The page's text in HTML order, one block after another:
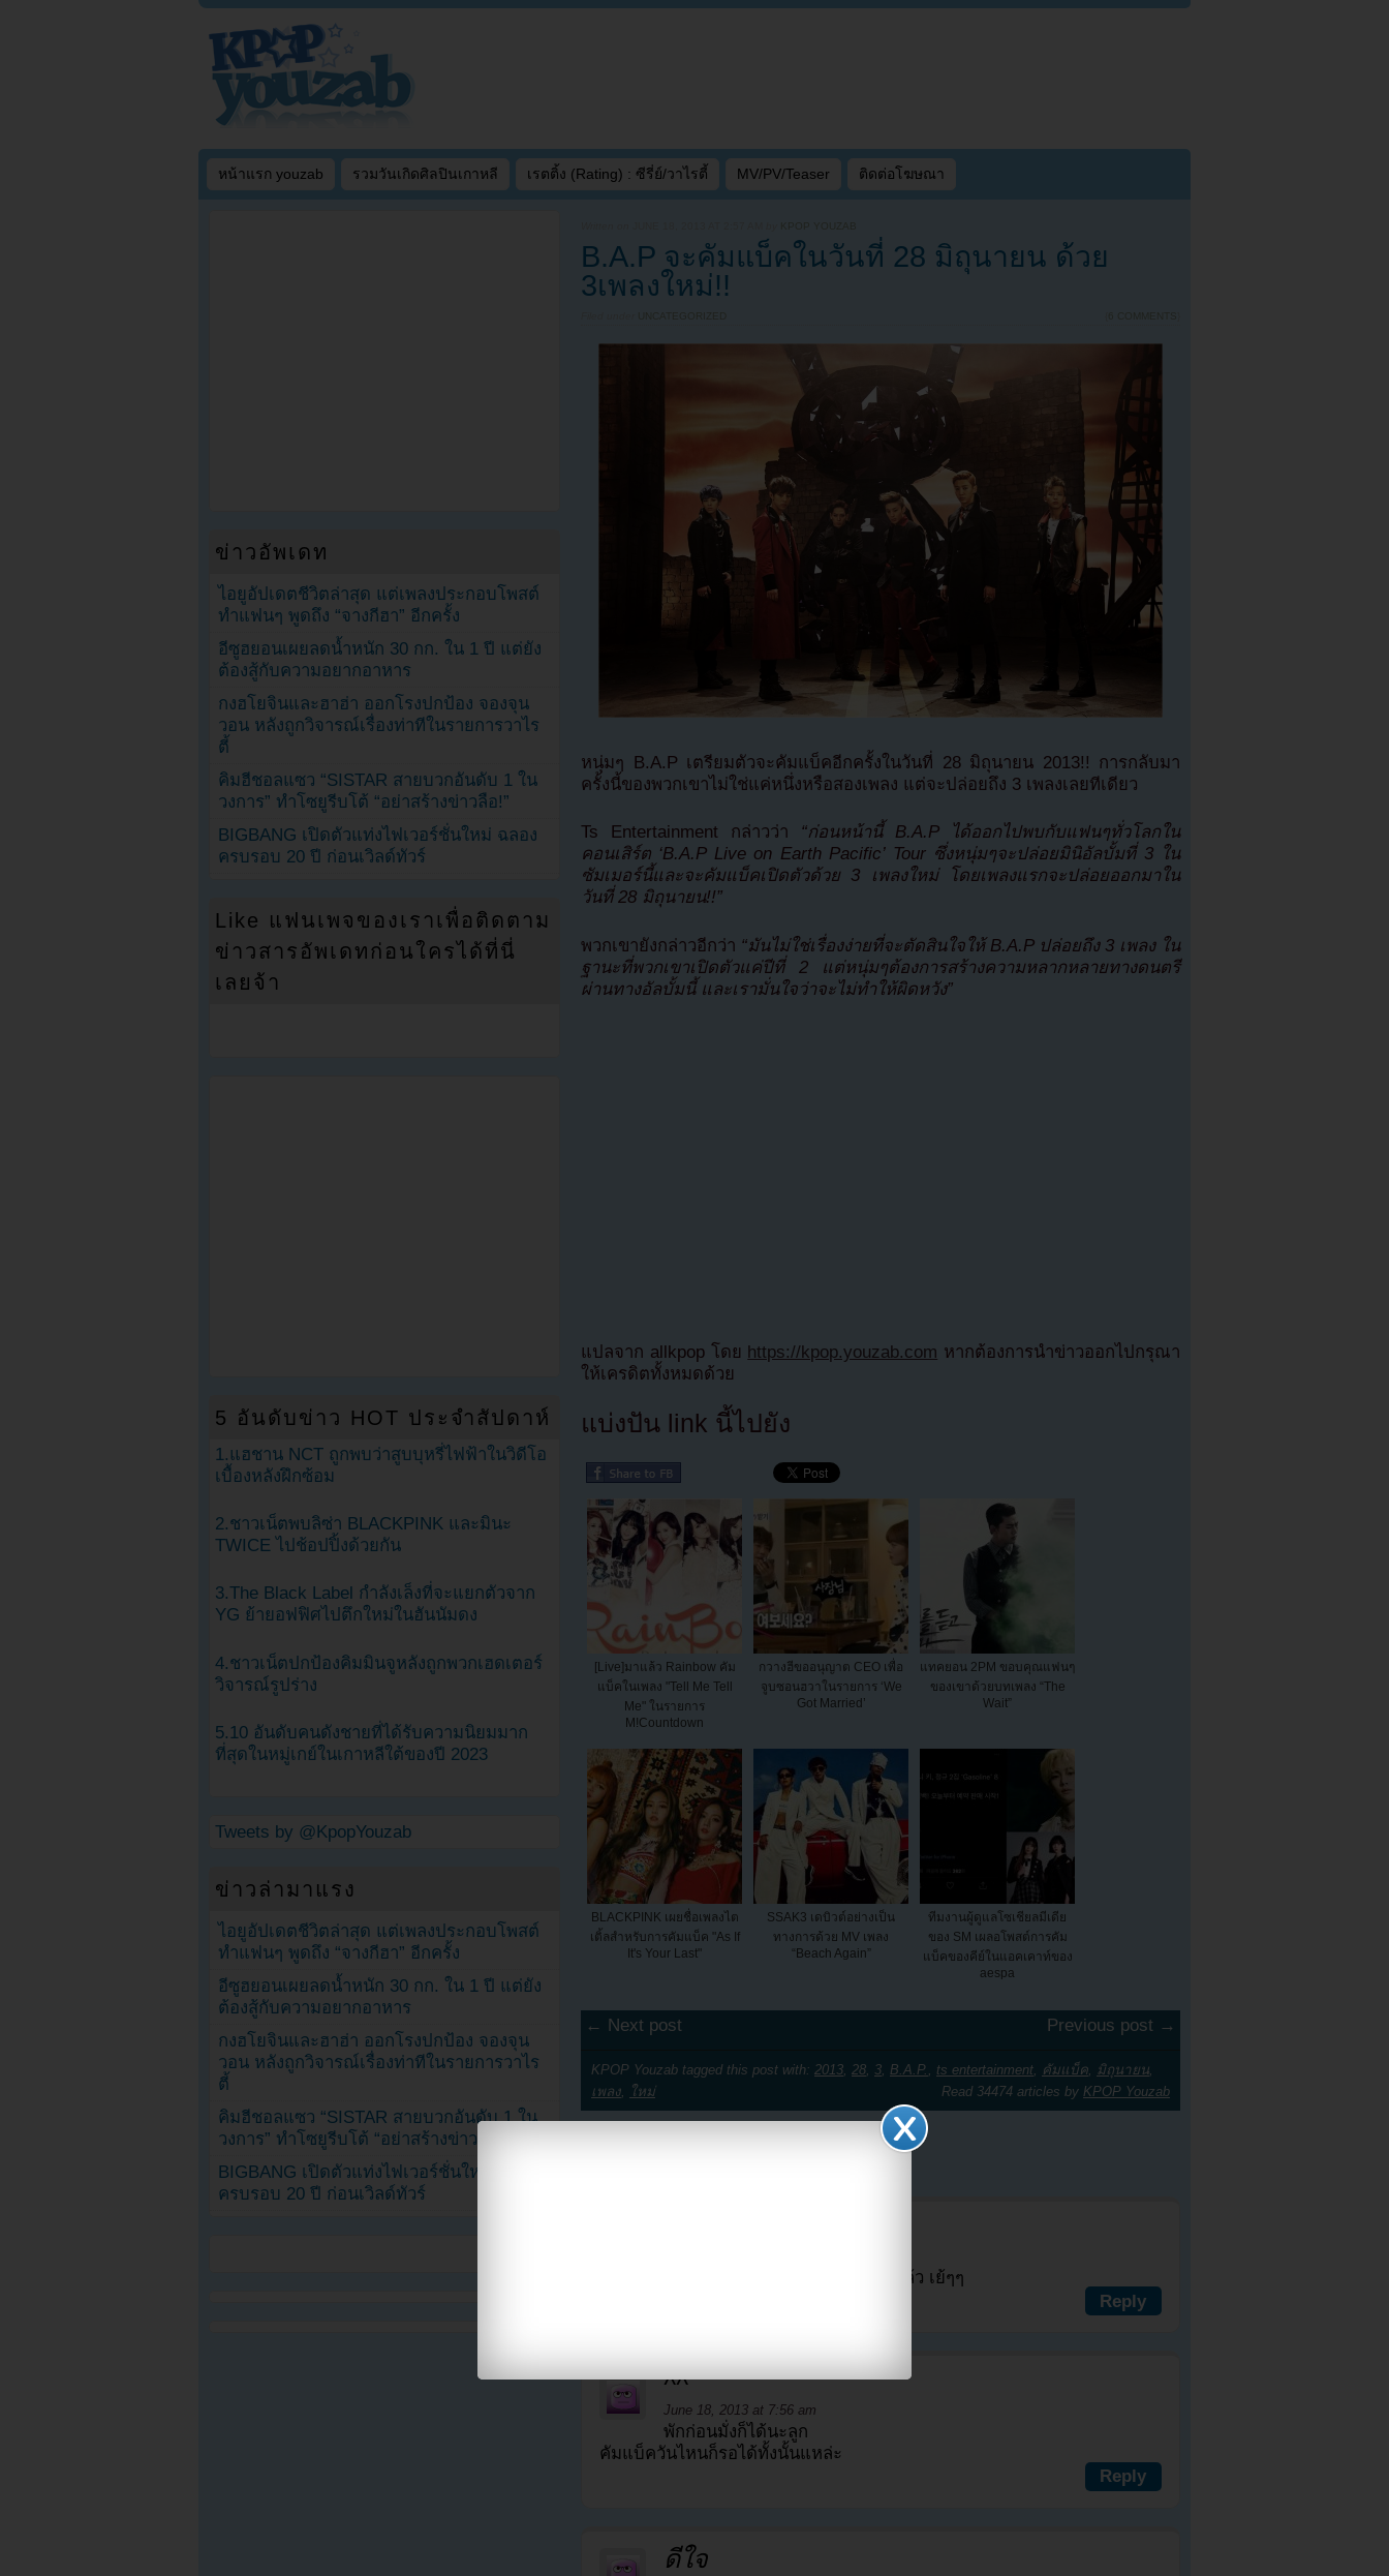
หน้าแรก youzab รวมวันเกิดศิลปินเกาหลี เรตติ้ง (Rating) : ซีรี่ย์/วาไรตี้ MV/PV/Teaser ติดต่อโฆษณา
KPOP YOUZAB
B.A.P จะคัมแบ็คในวันที่ 28 มิถุนายน ด้วย
3เพลงใหม่!!
UNCATEGORIZED 6 COMMENTS
หนุ่มๆ B.A.P เตรียมตัวจะคัมแบ็คอีกครั้งในวันที่ 28 มิถุนายน 2013!! การกลับมา
ครั้งนี้ของพวกเขาไม่ใช่แค่หนึ่งหรือสองเพลง แต่จะปล่อยถึง 3 เพลงเลยทีเดียว
Ts Entertainment กล่าวว่า “ก่อนหน้านี้ B.A.P ได้ออกไปพบกับแฟนๆทั่วโลกใน
คอนเสิร์ต ‘B.A.P Live on Earth Pacific’ Tour ซึ่งหนุ่มๆจะปล่อยมินิอัลบั้มที่ 3 ใน
ซัมเมอร์นี้และจะคัมแบ็คเปิดตัวด้วย 3 เพลงใหม่ โดยเพลงแรกจะปล่อยออกมาใน
วันที่ 28 มิถุนายน!!”
พวกเขายังกล่าวอีกว่า “มันไม่ใช่เรื่องง่ายที่จะตัดสินใจให้ B.A.P ปล่อยถึง 3 เพลง ใน
ฐานะที่พวกเขาเปิดตัวแค่ปีที่ 2 แต่หนุ่มๆต้องการสร้างความหลากหลายทางดนตรี
ผ่านทางอัลบั้มนี้ และเรามั่นใจว่าจะไม่ทำให้ผิดหวัง”
แปลจาก allkpop โดย https://kpop.youzab.com หากต้องการนำข่าวออกไปกรุณา
ให้เครดิตทั้งหมดด้วย
แบ่งปัน link นี้ไปยัง
[Live]มาแล้ว Rainbow คัม
แบ็คในเพลง "Tell Me Tell
Me" ในรายการ
M!Countdown
กวางฮีขออนุญาต CEO เพื่อ
จูบซอนฮวาในรายการ ‘We
Got Married’
แทคยอน 2PM ขอบคุณแฟนๆ
ของเขาด้วยบทเพลง “The
Wait”
BLACKPINK เผยชื่อเพลงไต
เติ้ลสำหรับการคัมแบ็ค "As If
It's Your Last"
SSAK3 เดบิวต์อย่างเป็น
ทางการด้วย MV เพลง
“Beach Again”
ทีมงานผู้ดูแลโซเชียลมีเดีย
ของ SM เผลอโพสต์การคัม
แบ็คของคีย์ในแอคเคาท์ของ
aespa
← Next post Previous post →
KPOP Youzab tagged this post with: 2013 28 3 B.A.P. ts entertainment คัมแบ็ค มิถุนายน
เพลง
ใหม่ Read 34474 articles by KPOP Youzab
กรี๊ดๆๆ กระต่ายเถื่อนจะคัมแบคแล้ว เย้ๆๆ
Reply
^^
June 18, 2013 at 7:56 am
พักก่อนมั่งก็ได้นะลูก
คัมแบ็ควันไหนก็รอได้ทั้งนั้นแหล่ะ
Reply
ดีใจ
ข่าวอัพเดท
ไอยูอัปเดตชีวิตล่าสุด แต่เพลงประกอบโพสต์
ทำแฟนๆ พูดถึง “จางกีฮา” อีกครั้ง
อีซูฮยอนเผยลดน้ำหนัก 30 กก. ใน 1 ปี แต่ยัง
ต้องสู้กับความอยากอาหาร
กงฮโยจินและฮาฮ่า ออกโรงปกป้อง จองจุน
วอน หลังถูกวิจารณ์เรื่องท่าทีในรายการวาไร
ตี้
คิมฮีชอลแซว “SISTAR สายบวกอันดับ 1 ใน
วงการ” ทำโซยูรีบโต้ “อย่าสร้างข่าวลือ!”
BIGBANG เปิดตัวแท่งไฟเวอร์ชั่นใหม่ ฉลอง
ครบรอบ 20 ปี ก่อนเวิลด์ทัวร์
Like แฟนเพจของเราเพื่อติดตาม
ข่าวสารอัพเดทก่อนใครได้ที่นี่
เลยจ้า
5 อันดับข่าว HOT ประจำสัปดาห์
1.แฮชาน NCT ถูกพบว่าสูบบุหรี่ไฟฟ้าในวิดีโอ
เบื้องหลังฝึกซ้อม
2.ชาวเน็ตพบลิซ่า BLACKPINK และมินะ
TWICE ไปช้อปปิ้งด้วยกัน
3.The Black Label กำลังเล็งที่จะแยกตัวจาก
YG ย้ายอฟฟิศไปตึกใหม่ในฮันนัมดง
4.ชาวเน็ตปกป้องคิมมินจูหลังถูกพวกเฮดเตอร์
วิจารณ์รูปร่าง
5.10 อันดับคนดังชายที่ได้รับความนิยมมาก
ที่สุดในหมู่เกย์ในเกาหลีใต้ของปี 2023
Tweets by @KpopYouzab
ข่าวล่ามาแรง
ไอยูอัปเดตชีวิตล่าสุด แต่เพลงประกอบโพสต์
ทำแฟนๆ พูดถึง “จางกีฮา” อีกครั้ง
อีซูฮยอนเผยลดน้ำหนัก 30 กก. ใน 1 ปี แต่ยัง
ต้องสู้กับความอยากอาหาร
กงฮโยจินและฮาฮ่า ออกโรงปกป้อง จองจุน
วอน หลังถูกวิจารณ์เรื่องท่าทีในรายการวาไร
ตี้
คิมฮีชอลแซว “SISTAR สายบวกอันดับ 1 ใน
วงการ” ทำโซยูรีบโต้ “อย่าสร้างข่าวลือ!”
BIGBANG เปิดตัวแท่งไฟเวอร์ชั่นใหม่ ฉลอง
ครบรอบ 20 ปี ก่อนเวิลด์ทัวร์